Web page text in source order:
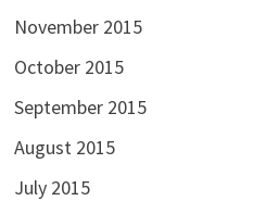
November 2015
October 2015
September 2015
August 2015
July 2015